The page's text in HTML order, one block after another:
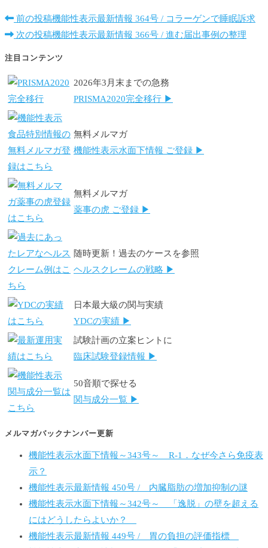
前の投稿機能性表示最新情報 364号 / コラーゲンで睡眠訴求
次の投稿機能性表示最新情報 366号 / 進む届出事例の整理
注目コンテンツ
2026年3月末までの急務
PRISMA2020完全移行 ▶
無料メルマガ
機能性表示水面下情報 ご登録 ▶
無料メルマガ
薬事の虎 ご登録 ▶
随時更新！過去のケースを参照
ヘルスクレームの戦略 ▶
日本最大級の関与実績
YDCの実績 ▶
試験計画の立案ヒントに
臨床試験登録情報 ▶
50音順で探せる
関与成分一覧 ▶
メルマガバックナンバー更新
機能性表示水面下情報～343号～ R-1．なぜ今さら免疫表
示？
機能性表示最新情報 450号 / 内臓脂肪の増加抑制の謎
機能性表示水面下情報～342号～ 「逸脱」の壁を超える
にはどうしたらよいか？
機能性表示最新情報 449号 / 胃の負担の評価指標